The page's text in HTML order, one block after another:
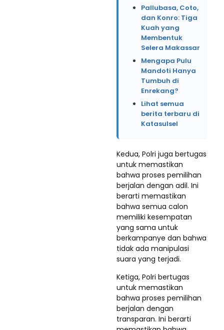
Pallubasa, Coto,
dan Konro: Tiga
Kuah yang
Membentuk
Selera Makassar
Mengapa Pulu
Mandoti Hanya
Tumbuh di
Enrekang?
Lihat semua
berita terbaru di
Katasulsel
Kedua, Polri juga bertugas
untuk memastikan
bahwa proses pemilihan
berjalan dengan adil. Ini
berarti memastikan
bahwa semua calon
memiliki kesempatan
yang sama untuk
berkampanye dan bahwa
tidak ada manipulasi
suara yang terjadi.
Ketiga, Polri bertugas
untuk memastikan
bahwa proses pemilihan
berjalan dengan
transparan. Ini berarti